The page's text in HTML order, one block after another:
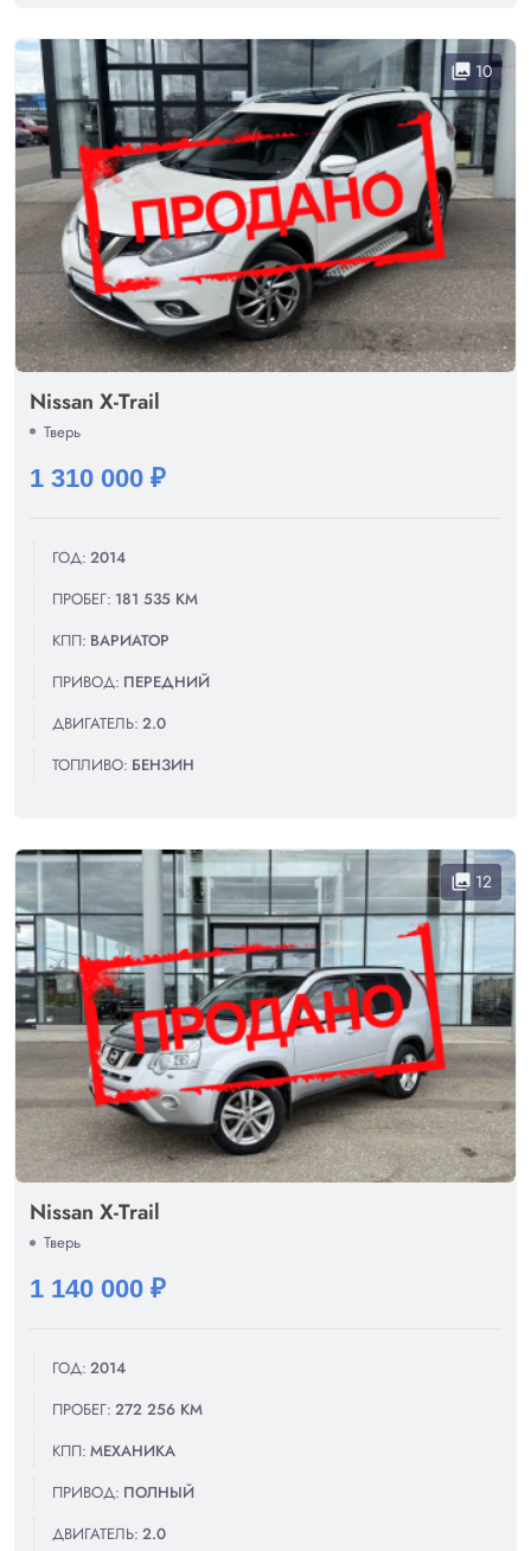
collections 10
Nissan X-Trail
Тверь
1 310 000 ₽
ГОД: 2014
ПРОБЕГ: 181 535 КМ
КПП: ВАРИАТОР
ПРИВОД: ПЕРЕДНИЙ
ДВИГАТЕЛЬ: 2.0
ТОПЛИВО: БЕНЗИН
collections 12
Nissan X-Trail
Тверь
1 140 000 ₽
ГОД: 2014
ПРОБЕГ: 272 256 КМ
КПП: МЕХАНИКА
ПРИВОД: ПОЛНЫЙ
ДВИГАТЕЛЬ: 2.0